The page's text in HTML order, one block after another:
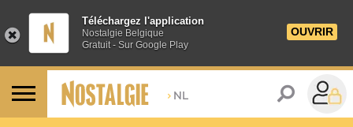
Téléchargez l'application
Nostalgie Belgique
Gratuit - Sur Google Play
OUVRIR
> NL